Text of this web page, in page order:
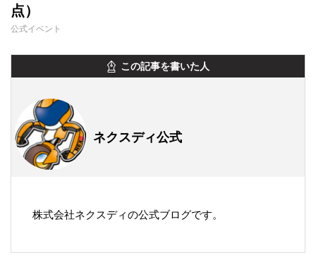
点）
公式イベント
この記事を書いた人
ネクスディ公式
株式会社ネクスディの公式ブログです。